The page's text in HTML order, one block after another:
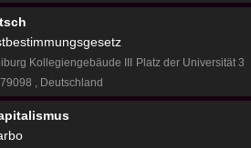
Kollegiengebäude III Platz der Universität 3
Deutschland